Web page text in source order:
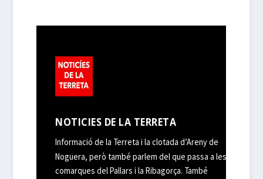
NOTICIES DE LA TERRETA
Informació de la Terreta i la clotada d’Areny de
Noguera, però també parlem del que passa a les
comarques del Pallars i la Ribagorça. També